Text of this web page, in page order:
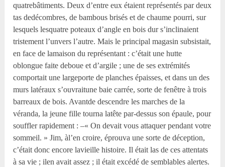
quatrebâtiments. Deux d’entre eux étaient représentés par deux
tas dedécombres, de bambous brisés et de chaume pourri, sur
lesquels lesquatre poteaux d’angle en bois dur s’inclinaient
tristement l’unvers l’autre. Mais le principal magasin subsistait,
en face de lamaison du représentant : c’était une hutte
oblongue faite deboue et d’argile ; une de ses extrémités
comportait une largeporte de planches épaisses, et dans un des
murs latéraux s’ouvraitune baie carrée, sorte de fenêtre à trois
barreaux de bois. Avantde descendre les marches de la
véranda, la jeune fille tourna latête par-dessus son épaule, pour
souffler rapidement : –« On devait vous attaquer pendant votre
sommeil. » Jim, àl’en croire, éprouva une sorte de déception,
c’était donc encore lavieille histoire. Il était las de ces attentats
à sa vie ; ilen avait assez ; il était excédé de semblables alertes.